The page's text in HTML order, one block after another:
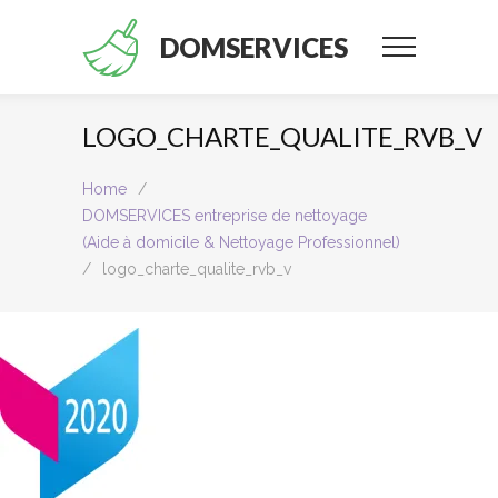
DOMSERVICES
LOGO_CHARTE_QUALITE_RVB_V
Home
/
DOMSERVICES entreprise de nettoyage
(Aide à domicile & Nettoyage Professionnel)
/
logo_charte_qualite_rvb_v